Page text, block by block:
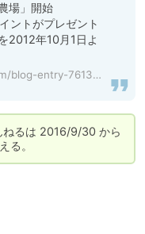
場」開始
ントがプレゼント
2012年10月1日よ
entry-7613.html
ねるは 2016/9/30 から
る。